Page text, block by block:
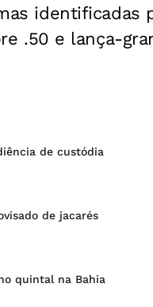
identificadas
.50 e lança-
de custódia
de jacarés
quintal na Bahia